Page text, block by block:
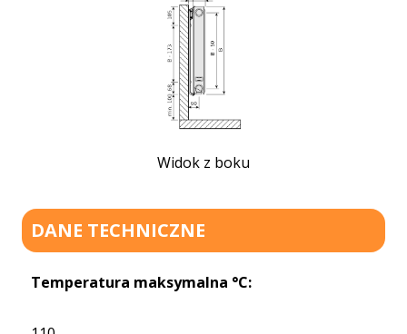
Widok z boku
DANE TECHNICZNE
Temperatura maksymalna °C: